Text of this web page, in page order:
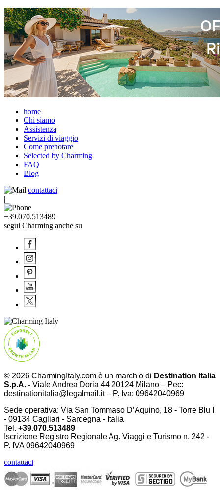
home
Chi siamo
Assistenza
Servizi di viaggio
Come prenotare
Selected by Charming
FAQ
Blog
contattaci
|
+39.070.513489
segui Charming anche su
© 2026 CharmingItaly.com è un marchio di Destination Italia
S.p.A. - Viale Andrea Doria 44 20124 Milano – Pec:
destinationitalia@legalmail.it – P. Iva: 09642040969
Sede operativa: Via San Tommaso D’Aquino, 18 - Torre Blu I
- 09134 Cagliari - Sardegna - Italia
Tel. +39.070.513489
Iscrizione Registro Regionale Ag. Viaggi e Turismo n. 242 -
P. IVA09642040969
contattaci